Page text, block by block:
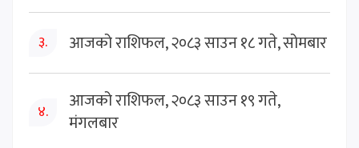
३. आजको राशिफल, २०८३ साउन १८ गते, सोमबार
४.
आजको राशिफल, २०८३ साउन १९ गते,
मंगलबार